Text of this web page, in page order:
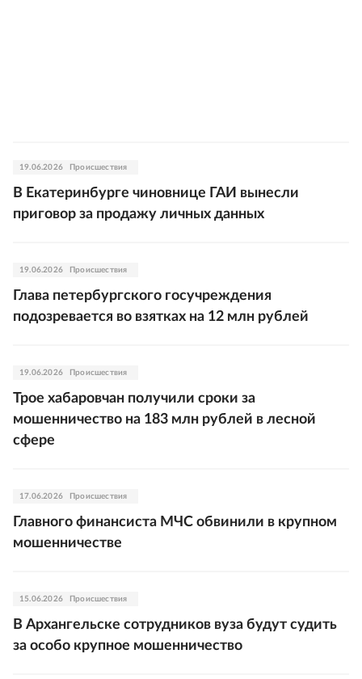
19.06.2026 Происшествия
В Екатеринбурге чиновнице ГАИ вынесли
приговор за продажу личных данных
19.06.2026 Происшествия
Глава петербургского госучреждения
подозревается во взятках на 12 млн рублей
19.06.2026 Происшествия
Трое хабаровчан получили сроки за
мошенничество на 183 млн рублей в лесной
сфере
17.06.2026 Происшествия
Главного финансиста МЧС обвинили в крупном
мошенничестве
15.06.2026 Происшествия
В Архангельске сотрудников вуза будут судить
за особо крупное мошенничество